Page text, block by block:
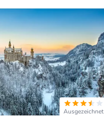
Ausgezeichnet